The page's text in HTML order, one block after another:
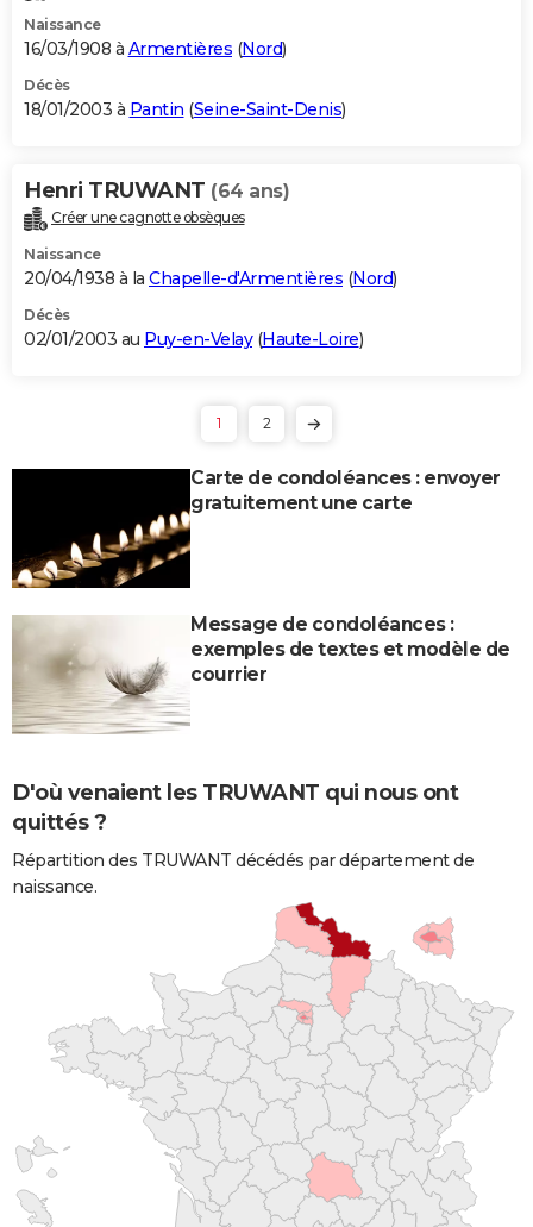
Naissance
16/03/1908 à Armentières (Nord)
Décès
18/01/2003 à Pantin (Seine-Saint-Denis)
Henri TRUWANT (64 ans)
Créer une cagnotte obsèques
Naissance
20/04/1938 à la Chapelle-d'Armentières (Nord)
Décès
02/01/2003 au Puy-en-Velay(Haute-Loire)
1 2
Carte de condoléances : envoyer
gratuitement une carte
Message de condoléances :
exemples de textes et modèle de
courrier
D'où venaient les TRUWANT qui nous ont
quittés ?
Répartition des TRUWANT décédés par département de
naissance.